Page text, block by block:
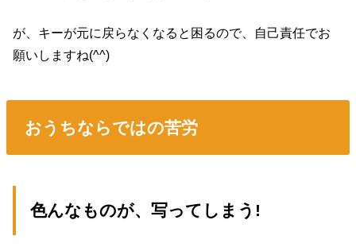
が、キーが元に戻らなくなると困るので、自己責任でお
願いしますね(^^)
おうちならではの苦労
色んなものが、写ってしまう!